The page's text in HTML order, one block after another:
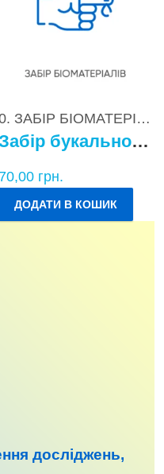
0. ЗАБІР БІОМАТЕРІАЛІВ
Забір букального епітелію
70,00 грн.
ДОДАТИ В КОШИК
досліджень,